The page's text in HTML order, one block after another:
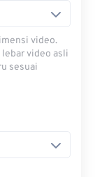
video.
video asli
sesuai